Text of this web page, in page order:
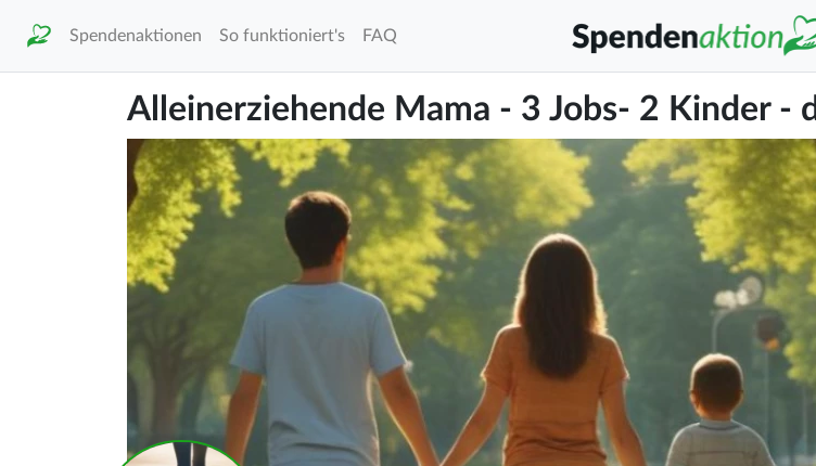
Spendenaktionen So funktioniert's FAQ
Alleinerziehende Mama - 3 Jobs- 2 Kinder -